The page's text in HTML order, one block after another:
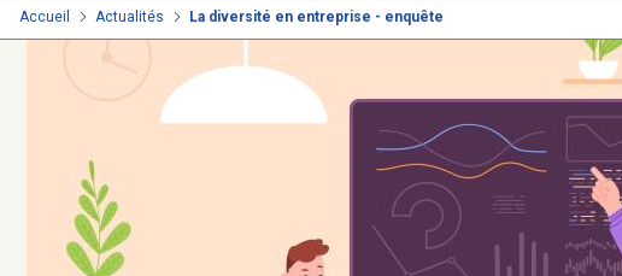
Accueil Actualités La diversité en entreprise - enquête